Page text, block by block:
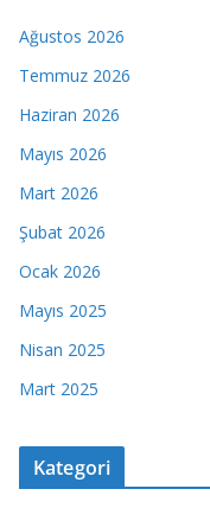
Ağustos 2026
Temmuz 2026
Haziran 2026
Mayıs 2026
Mart 2026
Şubat 2026
Ocak 2026
Mayıs 2025
Nisan 2025
Mart 2025
Kategori